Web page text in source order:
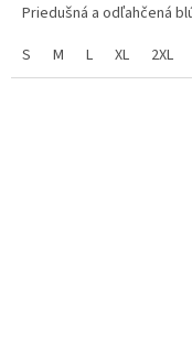
Priedušná a odľahčená
S
M L XL 2XL